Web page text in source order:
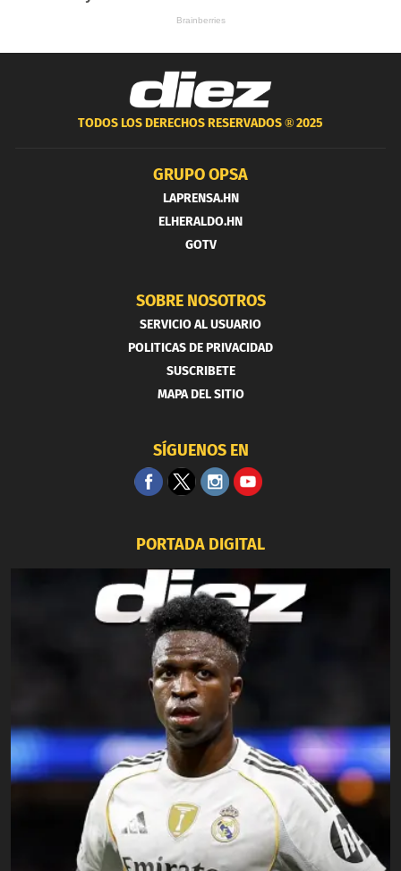
TODOS LOS DERECHOS RESERVADOS ®2025
GRUPO OPSA
LAPRENSA.HN
ELHERALDO.HN
GOTV
SOBRE NOSOTROS
SERVICIO AL USUARIO
POLITICAS DE PRIVACIDAD
SUSCRIBETE
MAPA DEL SITIO
SÍGUENOS EN
PORTADA DIGITAL